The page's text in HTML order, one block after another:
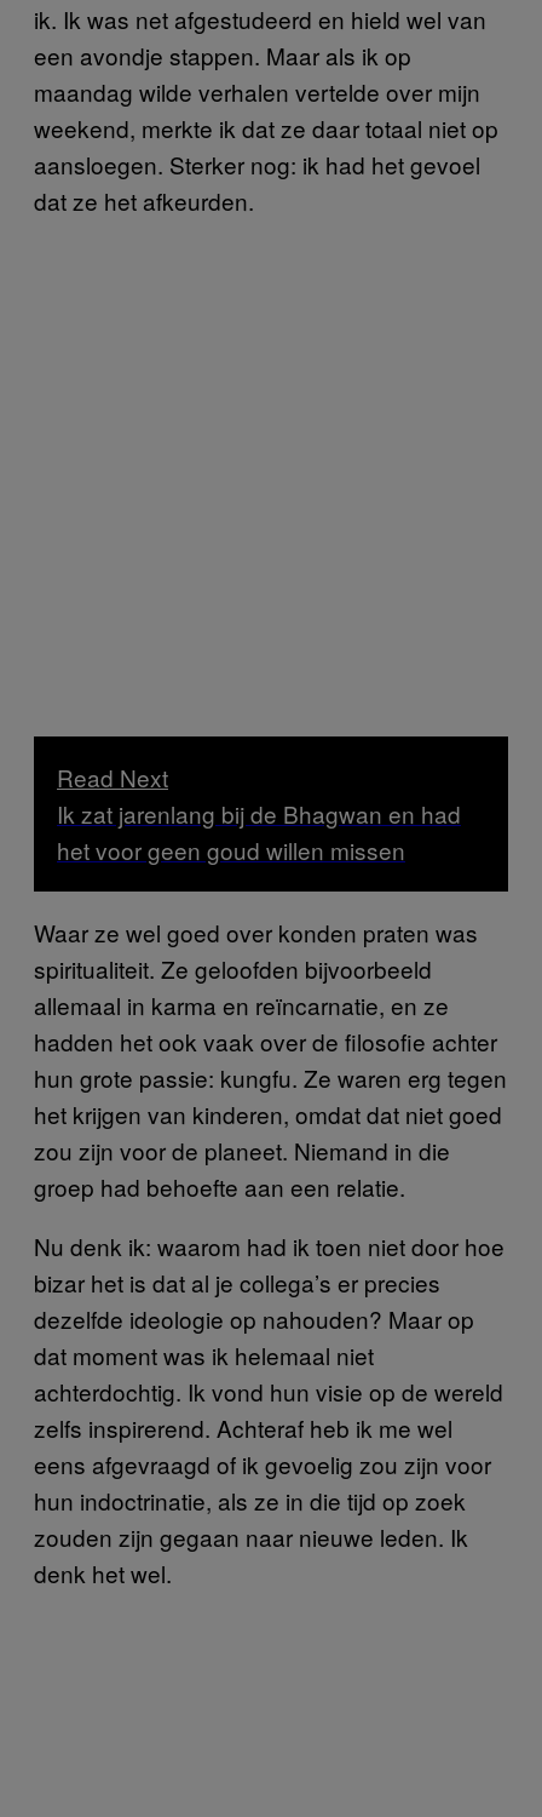
ik. Ik was net afgestudeerd en hield wel van
een avondje stappen. Maar als ik op
maandag wilde verhalen vertelde over mijn
weekend, merkte ik dat ze daar totaal niet op
aansloegen. Sterker nog: ik had het gevoel
dat ze het afkeurden.
Read Next
Ik zat jarenlang bij de Bhagwan en had
het voor geen goud willen missen
Waar ze wel goed over konden praten was
spiritualiteit. Ze geloofden bijvoorbeeld
allemaal in karma en reïncarnatie, en ze
hadden het ook vaak over de filosofie achter
hun grote passie: kungfu. Ze waren erg tegen
het krijgen van kinderen, omdat dat niet goed
zou zijn voor de planeet. Niemand in die
groep had behoefte aan een relatie.
Nu denk ik: waarom had ik toen niet door hoe
bizar het is dat al je collega’s er precies
dezelfde ideologie op nahouden? Maar op
dat moment was ik helemaal niet
achterdochtig. Ik vond hun visie op de wereld
zelfs inspirerend. Achteraf heb ik me wel
eens afgevraagd of ik gevoelig zou zijn voor
hun indoctrinatie, als ze in die tijd op zoek
zouden zijn gegaan naar nieuwe leden. Ik
denk het wel.